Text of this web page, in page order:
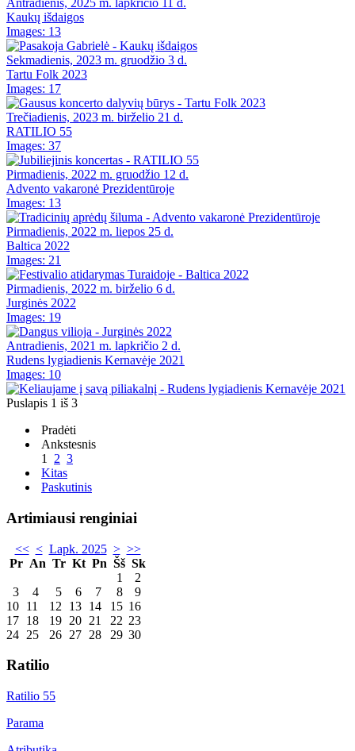
Antradienis, 2025 m. lapkričio 11 d.
Kaukų išdaigos
Images: 13
Sekmadienis, 2023 m. gruodžio 3 d.
Tartu Folk 2023
Images: 17
Trečiadienis, 2023 m. birželio 21 d.
RATILIO 55
Images: 37
Pirmadienis, 2022 m. gruodžio 12 d.
Advento vakaronė Prezidentūroje
Images: 13
Pirmadienis, 2022 m. liepos 25 d.
Baltica 2022
Images: 21
Pirmadienis, 2022 m. birželio 6 d.
Jurginės 2022
Images: 19
Antradienis, 2021 m. lapkričio 2 d.
Rudens lygiadienis Kernavėje 2021
Images: 10
Puslapis 1 iš 3
Pradėti
Ankstesnis
1
2 3
Kitas
Paskutinis
Artimiausi renginiai
<< < Lapk. 2025 > >>
Pr An Tr Kt Pn Šš Sk
1
2
3
4 5 6 7 8
9
10 11 12 13 14 15 16
17 18 19 20 21 22 23
24 25 26 27 28 29 30
Ratilio
Ratilio 55
Parama